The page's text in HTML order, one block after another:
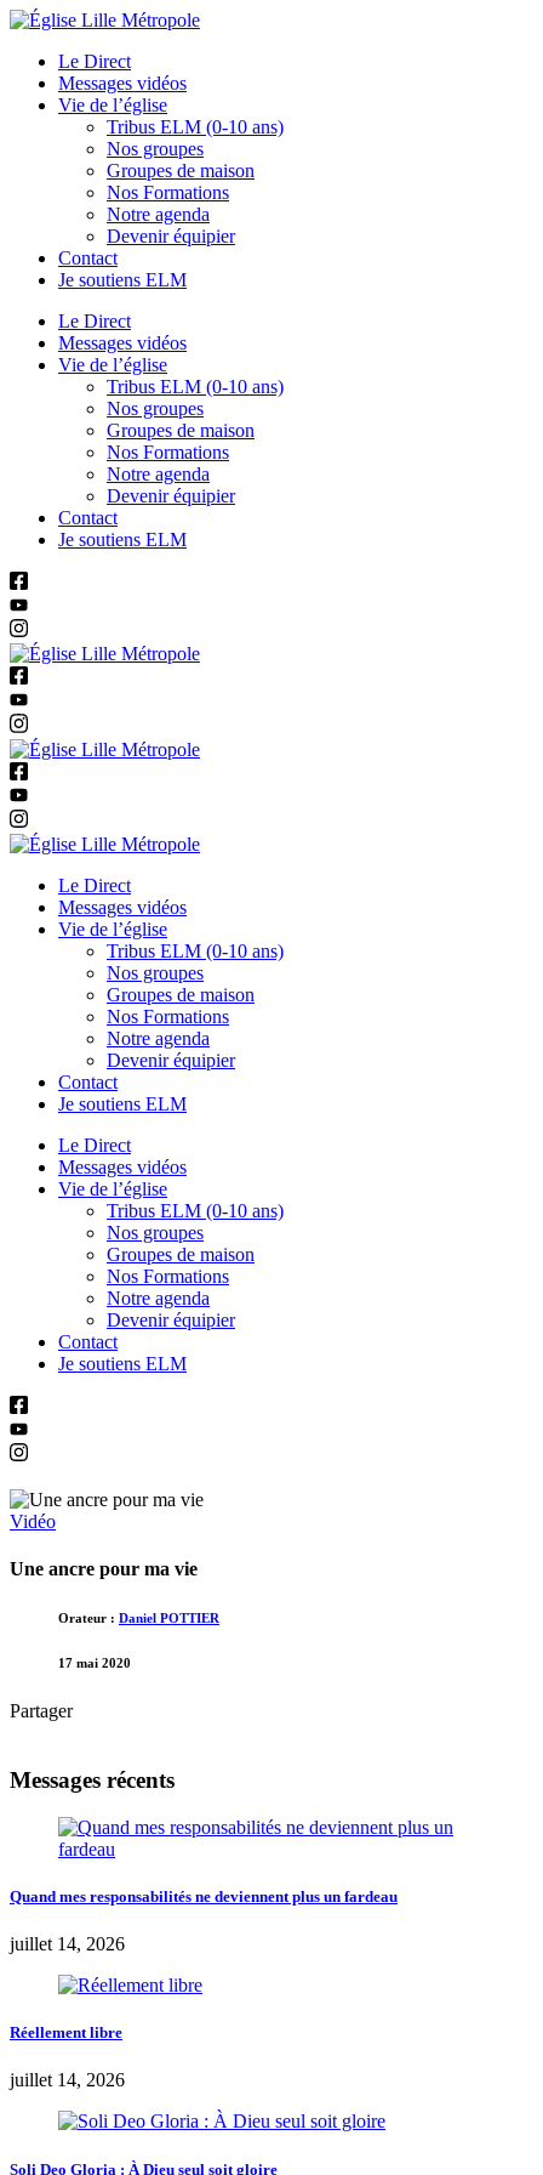
Le Direct
Messages vidéos
Vie de l’église
Tribus ELM (0-10 ans)
Nos groupes
Groupes de maison
Nos Formations
Notre agenda
Devenir équipier
Contact
Je soutiens ELM
Le Direct
Messages vidéos
Vie de l’église
Tribus ELM (0-10 ans)
Nos groupes
Groupes de maison
Nos Formations
Notre agenda
Devenir équipier
Contact
Je soutiens ELM
Le Direct
Messages vidéos
Vie de l’église
Tribus ELM (0-10 ans)
Nos groupes
Groupes de maison
Nos Formations
Notre agenda
Devenir équipier
Contact
Je soutiens ELM
Le Direct
Messages vidéos
Vie de l’église
Tribus ELM (0-10 ans)
Nos groupes
Groupes de maison
Nos Formations
Notre agenda
Devenir équipier
Contact
Je soutiens ELM
Vidéo
Une ancre pour ma vie
Orateur : Daniel POTTIER
17 mai 2020
Partager
Messages récents
Quand mes responsabilités ne deviennent plus un fardeau
juillet 14, 2026
Réellement libre
juillet 14, 2026
Soli Deo Gloria : À Dieu seul soit gloire